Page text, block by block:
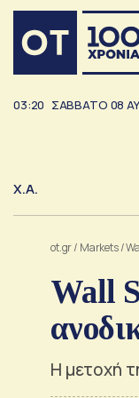
03:20 ΣΑΒΒΑΤΟ 08
Χ.Α.
ot.gr/ Markets/
Wall
Η μετοχή